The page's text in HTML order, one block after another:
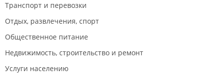
Транспорт и перевозки
Отдых, развлечения, спорт
Общественное питание
Недвижимость, строительство и ремонт
Услуги населению